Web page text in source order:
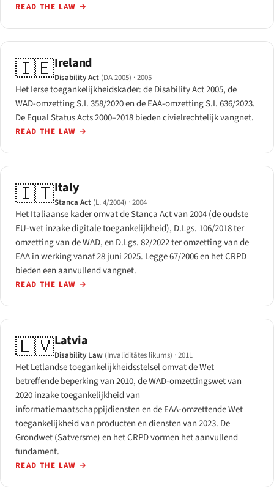
READ THE LAW →
🇮🇪Ireland
Disability Act (DA 2005) · 2005
Het Ierse toegankelijkheidskader: de Disability Act 2005, de
WAD-omzetting S.I. 358/2020 en de EAA-omzetting S.I. 636/2023.
De Equal Status Acts 2000–2018 bieden civielrechtelijk vangnet.
READ THE LAW →
🇮🇹Italy
Stanca Act (L. 4/2004) · 2004
Het Italiaanse kader omvat de Stanca Act van 2004 (de oudste
EU-wet inzake digitale toegankelijkheid), D.Lgs. 106/2018 ter
omzetting van de WAD, en D.Lgs. 82/2022 ter omzetting van de
EAA in werking vanaf 28 juni 2025. Legge 67/2006 en het CRPD
bieden een aanvullend vangnet.
READ THE LAW →
🇱🇻Latvia
Disability Law (Invaliditātes likums) · 2011
Het Letlandse toegankelijkheidsstelsel omvat de Wet
betreffende beperking van 2010, de WAD-omzettingswet van
2020 inzake toegankelijkheid van
informatiemaatschappijdiensten en de EAA-omzettende Wet
toegankelijkheid van producten en diensten van 2023. De
Grondwet (Satversme) en het CRPD vormen het aanvullend
fundament.
READ THE LAW →